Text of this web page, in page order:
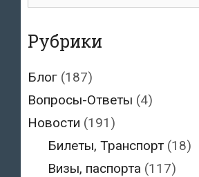
Рубрики
Блог (187)
Вопросы-Ответы (4)
Новости (191)
Билеты, Транспорт(18)
Визы, паспорта (117)